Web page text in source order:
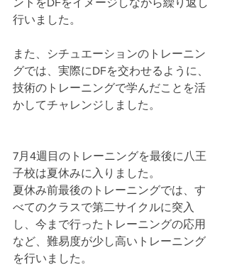
ントをDFをイメージしながら繰り返し
行いました。
また、シチュエーションのトレーニン
グでは、実際にDFを交わせるように、
技術のトレーニングで学んだことを活
かしてチャレンジしました。
7月4週目のトレーニングを最後に八王
子校は夏休みに入りました。
夏休み前最後のトレーニングでは、す
べてのクラスで第二サイクルに突入
し、今まで行ったトレーニングの応用
など、難易度が少し高いトレーニング
を行いました。